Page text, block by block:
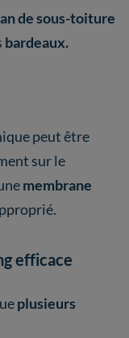
de sous-toiture
bardeaux.
peut être
sur le
membrane
efficace
plusieurs